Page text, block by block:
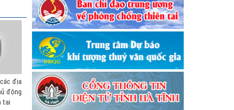
phòng chống
Hướng dẫn an
bão